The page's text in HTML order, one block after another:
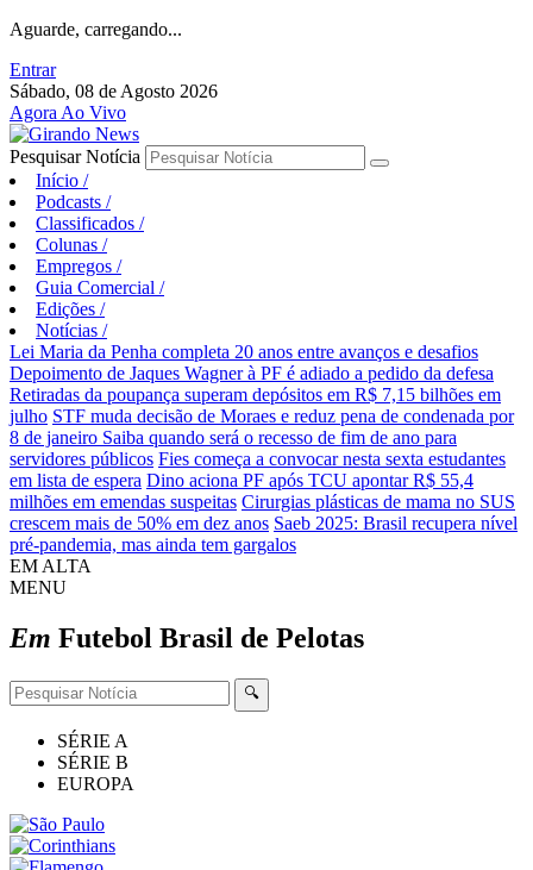
Aguarde, carregando...
Entrar
Sábado, 08 de Agosto 2026
Agora Ao Vivo
Pesquisar Notícia
Início /
Podcasts /
Classificados /
Colunas /
Empregos /
Guia Comercial /
Edições /
Notícias /
Lei Maria da Penha completa 20 anos entre avanços e desafios
Depoimento de Jaques Wagner à PF é adiado a pedido da defesa
Retiradas da poupança superam depósitos em R$ 7,15 bilhões em
julho STF muda decisão de Moraes e reduz pena de condenada por
8 de janeiro Saiba quando será o recesso de fim de ano para
servidores públicos Fies começa a convocar nesta sexta estudantes
em lista de espera Dino aciona PF após TCU apontar R$ 55,4
milhões em emendas suspeitas Cirurgias plásticas de mama no SUS
crescem mais de 50% em dez anos Saeb 2025: Brasil recupera nível
pré-pandemia, mas ainda tem gargalos
EM ALTA
MENU
Em Futebol Brasil de Pelotas
🔍
SÉRIE A
SÉRIE B
EUROPA